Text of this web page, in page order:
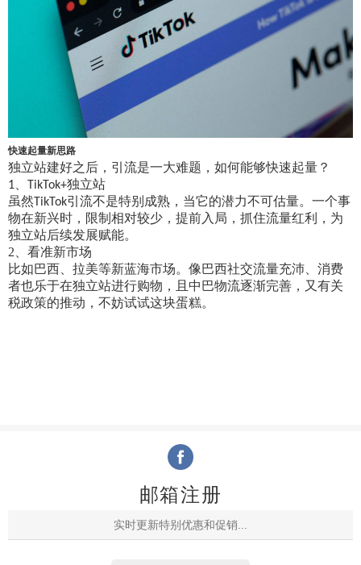
快速起量新思路
独立站建好之后，引流是一大难题，如何能够快速起量？
1 TikTok+独立站
虽然 TikTok引流不是特别成熟，当它的潜力不可估量。一个事
物在新兴时，限制相对较少，提前入局，抓住流量红利，为
独立站后续发展赋能。
2、看准新市场
比如巴西、拉美等新蓝海市场。像巴西社交流量充沛、消费
者也乐于在独立站进行购物，且中巴物流逐渐完善，又有关
税政策的推动，不妨试试这块蛋糕。
邮箱注册